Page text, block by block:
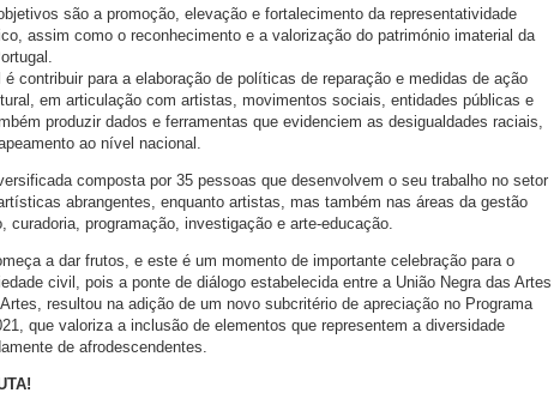
são a promoção, elevação e fortalecimento da representatividade
assim como o reconhecimento e a valorização do património imaterial da
contribuir para a elaboração de políticas de reparação e medidas de ação
em articulação com artistas, movimentos sociais, entidades públicas e
produzir dados e ferramentas que evidenciem as desigualdades raciais,
ao nível nacional.
composta por 35 pessoas que desenvolvem o seu trabalho no setor
abrangentes, enquanto artistas, mas também nas áreas da gestão
curadoria, programação, investigação e arte-educação.
a dar frutos, e este é um momento de importante celebração para o
civil, pois a ponte de diálogo estabelecida entre a União Negra das Artes
resultou na adição de um novo subcritério de apreciação no Programa
que valoriza a inclusão de elementos que representem a diversidade
de afrodescendentes.